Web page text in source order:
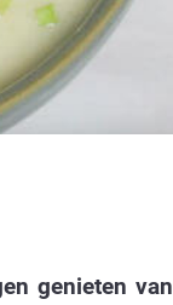
genieten van